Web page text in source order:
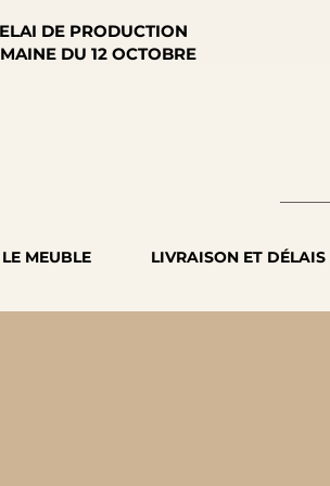
DE PRODUCTION
DU 12 OCTOBRE
MEUBLE LIVRAISON ET DÉLAIS
automatiquement en fonction de